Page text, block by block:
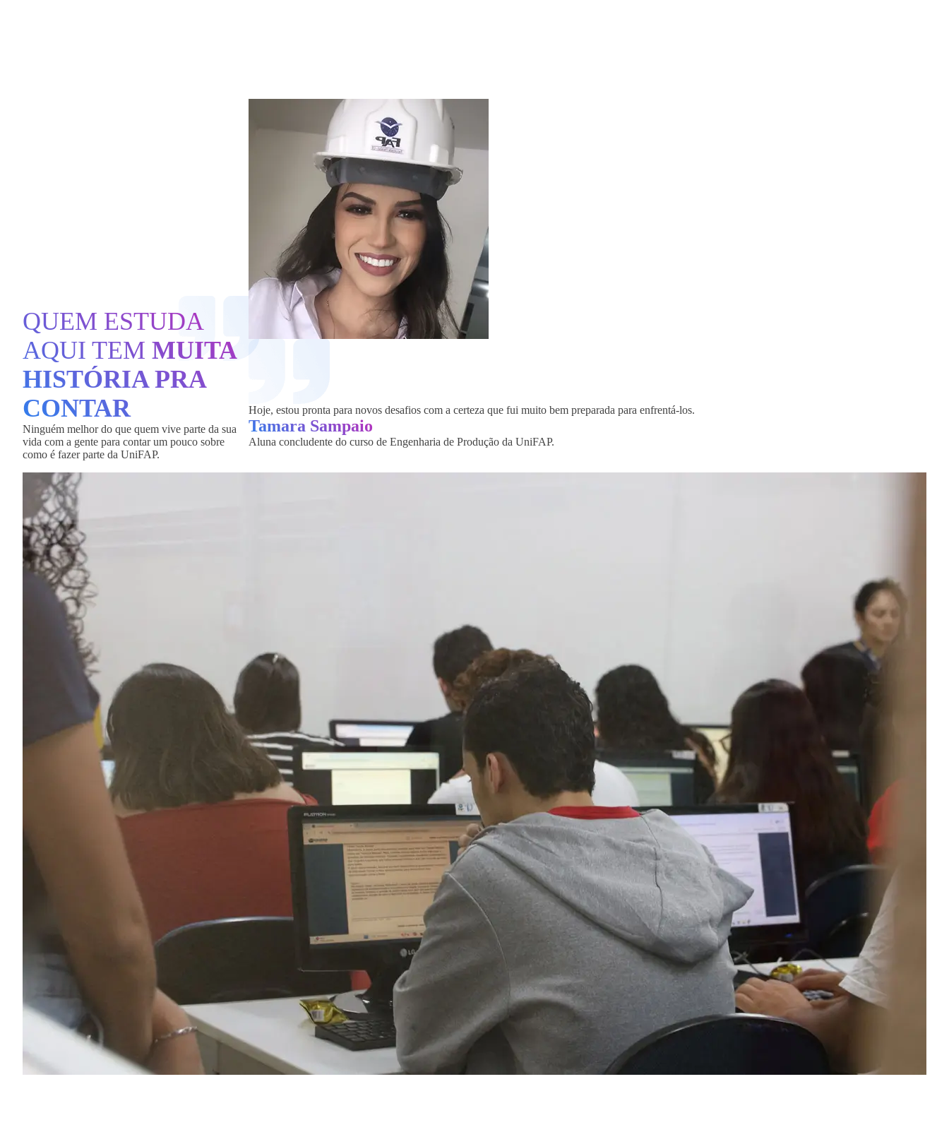
QUEM ESTUDA
AQUI TEM MUITA
HISTÓRIA PRA
CONTAR
Ninguém melhor do que quem vive parte da sua
vida com a gente para contar um pouco sobre
como é fazer parte da UniFAP.
Hoje, estou pronta para novos desafios com a certeza que fui muito bem preparada para enfrentá-los.
Tamara Sampaio
Aluna concludente do curso de Engenharia de Produção da UniFAP.